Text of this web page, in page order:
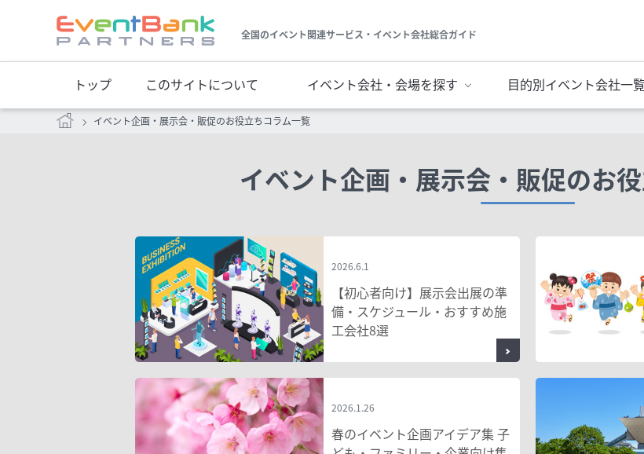
全国のイベント関連サービス・イベント会社総合ガイド
トップ このサイトについて イベント会社・会場を探す 目的別イベント会社一
イベント企画・展示会・販促のお役立ちコラム一覧
イベント企画・展示会・販促のお
2026.6.1
【初心者向け】展示会出展の準
備・スケジュール・おすすめ施
工会社8選
2026.1.26
春のイベント企画アイデア集 子